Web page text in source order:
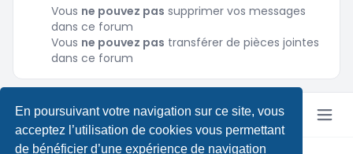
En poursuivant votre navigation sur ce site, vous
acceptez l’utilisation de cookies vous permettant
de bénéficier d’une expérience de navigation
Vous ne pouvez pas supprimer vos messages
dans ce forum
Vous ne pouvez pas transférer de pièces jointes
dans ce forum